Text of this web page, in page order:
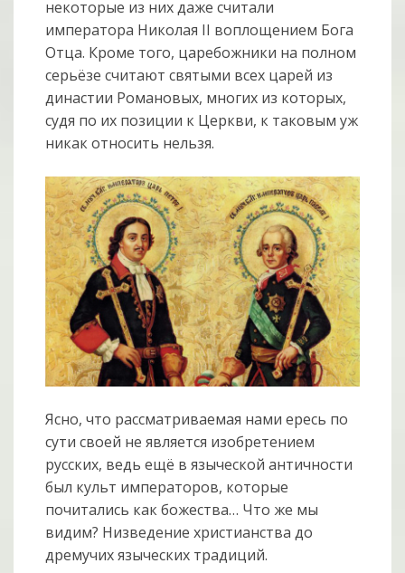
некоторые из них даже считали
императора Николая II воплощением Бога
Отца. Кроме того, царебожники на полном
серьёзе считают святыми всех царей из
династии Романовых, многих из которых,
судя по их позиции к Церкви, к таковым уж
никак относить нельзя.
Ясно, что рассматриваемая нами ересь по
сути своей не является изобретением
русских, ведь ещё в языческой античности
был культ императоров, которые
почитались как божества… Что же мы
видим? Низведение христианства до
дремучих языческих традиций.